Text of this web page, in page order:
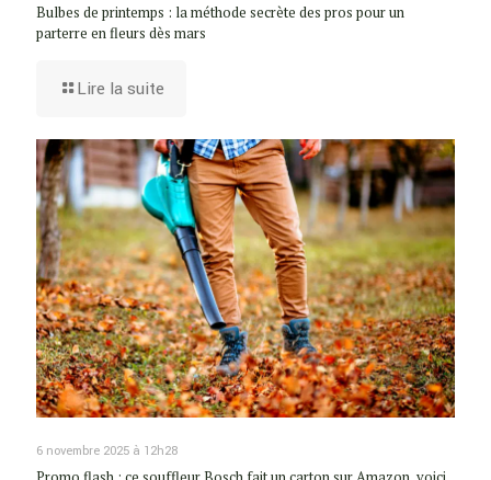
Bulbes de printemps : la méthode secrète des pros pour un
parterre en fleurs dès mars
Lire la suite
6 novembre 2025 à 12h28